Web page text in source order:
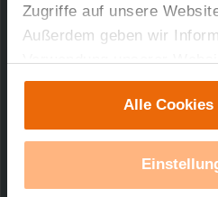
Zugriffe auf unsere
Außerdem geben wir
Verwendung unserer
für soziale Medien,
Unsere Partner führen
möglicherweise mit
die Sie ihnen bereitgestellt
Alle Cookies
Technischer
Sie benötigen